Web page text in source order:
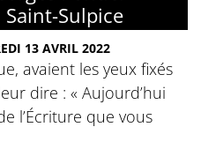
Saint-Sulpice
13 AVRIL 2022
avaient les yeux fixés
dire : « Aujourd’hui
l’Écriture que vous